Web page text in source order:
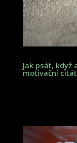
Jak psát, když
motivační